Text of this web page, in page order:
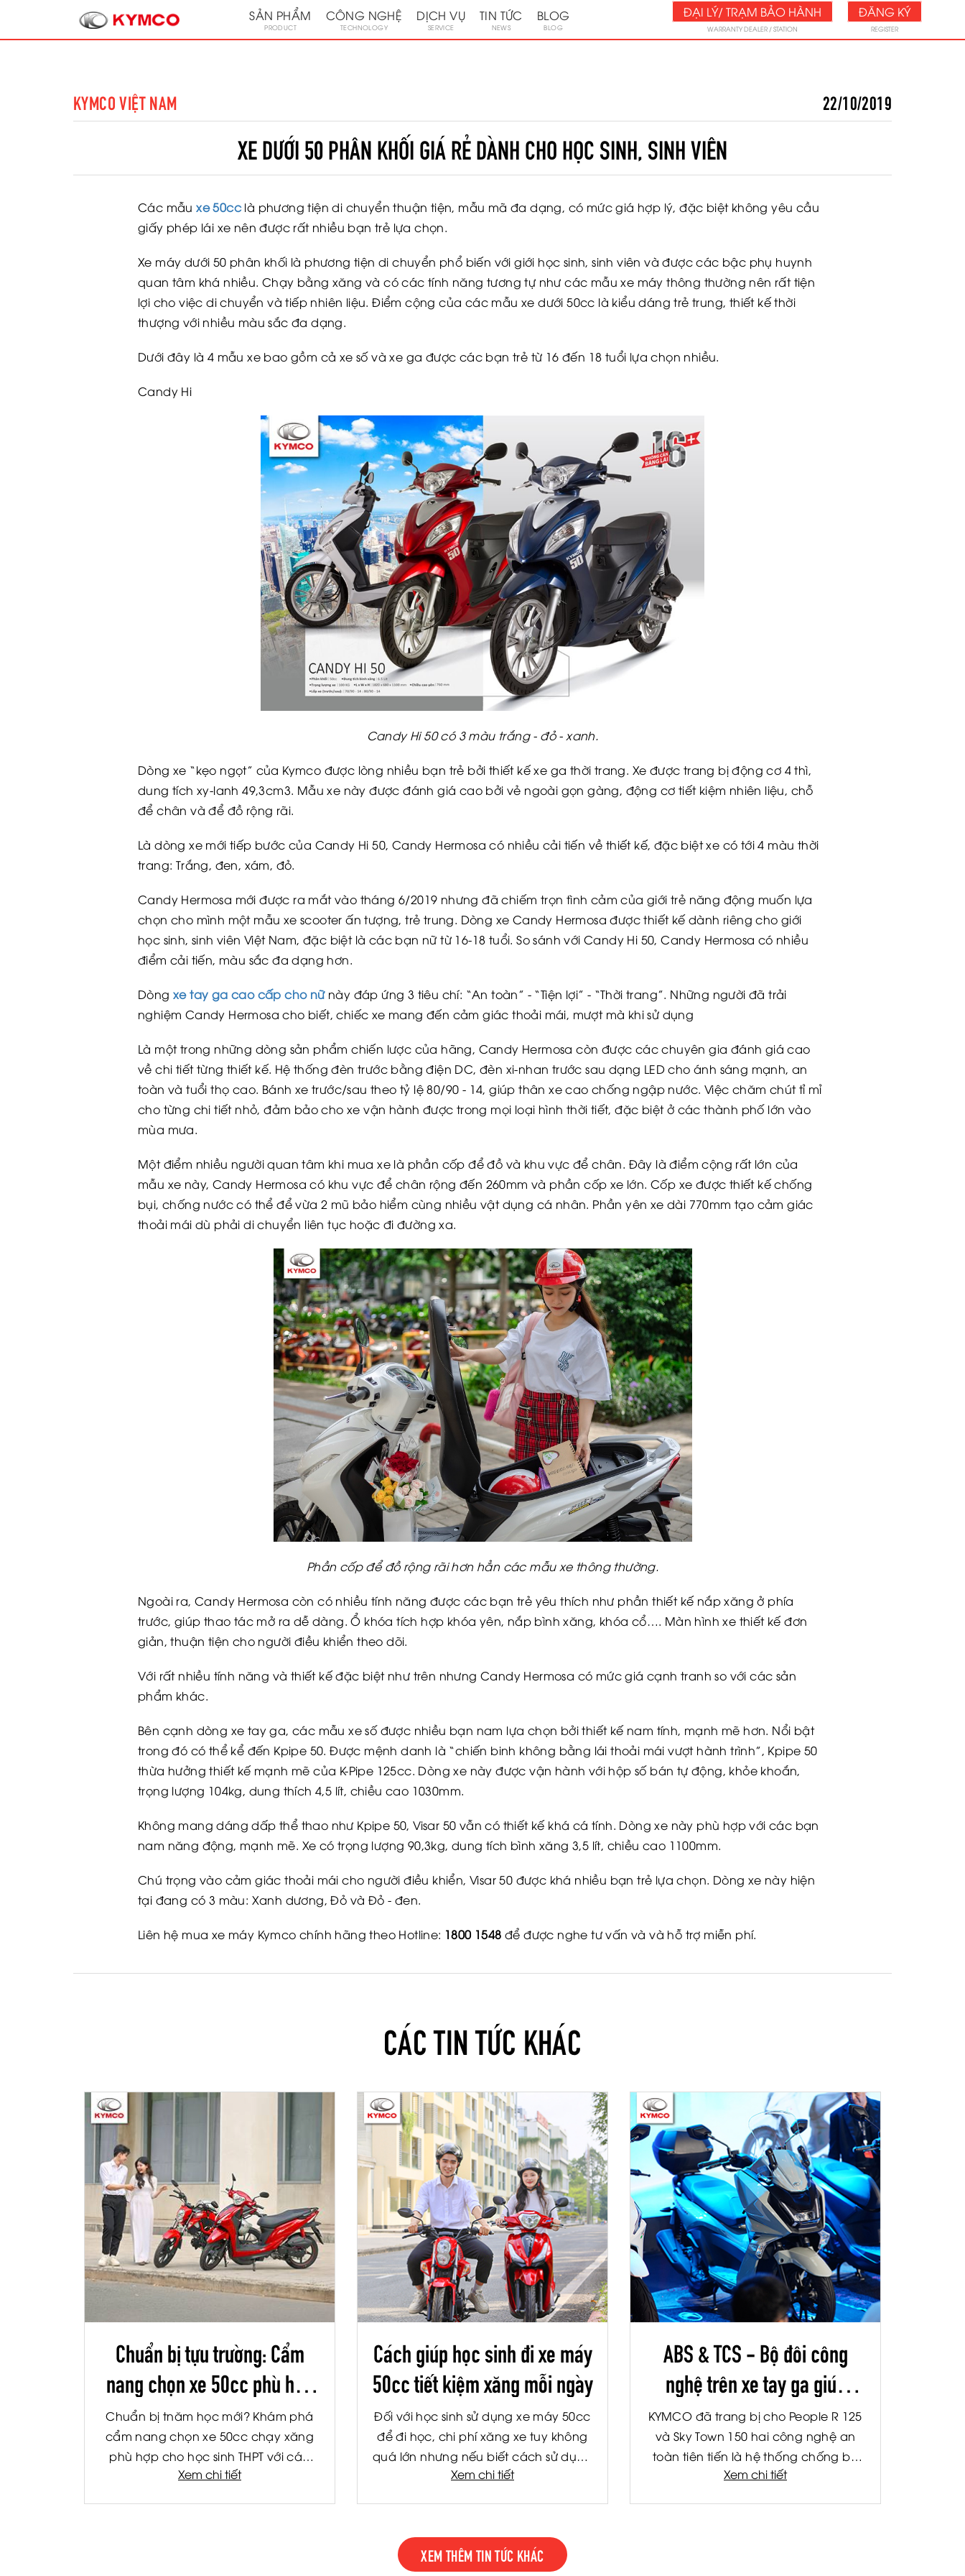
SẢN PHẨM
PRODUCT
CÔNG NGHỆ
TECHNOLOGY
DỊCH VỤ
SERVICE
TIN TỨC
NEWS
BLOG
BLOG
ĐẠI LÝ/ TRẠM BẢO HÀNH
WARRANTY DEALER / STATION
ĐĂNG KÝ
REGISTER
KYMCO VIỆT NAM 22/10/2019
XE DƯỚI 50 PHÂN KHỐI GIÁ RẺ DÀNH CHO HỌC SINH, SINH VIÊN
Các mẫuxe 50cc là phương tiện di chuyển thuận tiện, mẫu mã đa dạng, có mức giá hợp lý, đặc biệt không yêu cầu
giấy phép lái xe nên được rất nhiều bạn trẻ lựa chọn.
Xe máy dưới 50 phân khối là phương tiện di chuyển phổ biến với giới học sinh, sinh viên và được các bậc phụ huynh
quan tâm khá nhiều. Chạy bằng xăng và có các tính năng tương tự như các mẫu xe máy thông thường nên rất tiện
lợi cho việc di chuyển và tiếp nhiên liệu. Điểm cộng của các mẫu xe dưới 50cc là kiểu dáng trẻ trung, thiết kế thời
thượng với nhiều màu sắc đa dạng.
Dưới đây là 4 mẫu xe bao gồm cả xe số và xe ga được các bạn trẻ từ 16 đến 18 tuổi lựa chọn nhiều.
Candy Hi
Candy Hi 50 có 3 màu trắng - đỏ - xanh.
Dòng xe “kẹo ngọt” của Kymco được lòng nhiều bạn trẻ bởi thiết kế xe ga thời trang. Xe được trang bị động cơ 4 thì,
dung tích xy-lanh 49,3cm3. Mẫu xe này được đánh giá cao bởi vẻ ngoài gọn gàng, động cơ tiết kiệm nhiên liệu, chỗ
để chân và để đồ rộng rãi.
Là dòng xe mới tiếp bước của Candy Hi 50, Candy Hermosa có nhiều cải tiến về thiết kế, đặc biệt xe có tới 4 màu thời
trang: Trắng, đen, xám, đỏ.
Candy Hermosa mới được ra mắt vào tháng 6/2019 nhưng đã chiếm trọn tình cảm của giới trẻ năng động muốn lựa
chọn cho mình một mẫu xe scooter ấn tượng, trẻ trung. Dòng xe Candy Hermosa được thiết kế dành riêng cho giới
học sinh, sinh viên Việt Nam, đặc biệt là các bạn nữ từ 16-18 tuổi. So sánh với Candy Hi 50, Candy Hermosa có nhiều
điểm cải tiến, màu sắc đa dạng hơn.
Dòng xe tay ga cao cấp cho nữnày đáp ứng 3 tiêu chí: “An toàn” - “Tiện lợi” - “Thời trang”. Những người đã trải
nghiệm Candy Hermosa cho biết, chiếc xe mang đến cảm giác thoải mái, mượt mà khi sử dụng
Là một trong những dòng sản phẩm chiến lược của hãng, Candy Hermosa còn được các chuyên gia đánh giá cao
về chi tiết từng thiết kế. Hệ thống đèn trước bằng điện DC, đèn xi-nhan trước sau dạng LED cho ánh sáng mạnh, an
toàn và tuổi thọ cao. Bánh xe trước/sau theo tỷ lệ 80/90 - 14, giúp thân xe cao chống ngập nước. Việc chăm chút tỉ mỉ
cho từng chi tiết nhỏ, đảm bảo cho xe vận hành được trong mọi loại hình thời tiết, đặc biệt ở các thành phố lớn vào
mùa mưa.
Một điểm nhiều người quan tâm khi mua xe là phần cốp để đồ và khu vực để chân. Đây là điểm cộng rất lớn của
mẫu xe này, Candy Hermosa có khu vực để chân rộng đến 260mm và phần cốp xe lớn. Cốp xe được thiết kế chống
bụi, chống nước có thể để vừa 2 mũ bảo hiểm cùng nhiều vật dụng cá nhân. Phần yên xe dài 770mm tạo cảm giác
thoải mái dù phải di chuyển liên tục hoặc đi đường xa.
Phần cốp để đồ rộng rãi hơn hẳn các mẫu xe thông thường.
Ngoài ra, Candy Hermosa còn có nhiều tính năng được các bạn trẻ yêu thích như phần thiết kế nắp xăng ở phía
trước, giúp thao tác mở ra dễ dàng. Ổ khóa tích hợp khóa yên, nắp bình xăng, khóa cổ…. Màn hình xe thiết kế đơn
giản, thuận tiện cho người điều khiển theo dõi.
Với rất nhiều tính năng và thiết kế đặc biệt như trên nhưng Candy Hermosa có mức giá cạnh tranh so với các sản
phẩm khác.
Bên cạnh dòng xe tay ga, các mẫu xe số được nhiều bạn nam lựa chọn bởi thiết kế nam tính, mạnh mẽ hơn. Nổi bật
trong đó có thể kể đến Kpipe 50. Được mệnh danh là “chiến binh không bằng lái thoải mái vượt hành trình”, Kpipe 50
thừa hưởng thiết kế mạnh mẽ của K-Pipe 125cc. Dòng xe này được vận hành với hộp số bán tự động, khỏe khoắn,
trọng lượng 104kg, dung thích 4,5 lít, chiều cao 1030mm.
Không mang dáng dấp thể thao như Kpipe 50, Visar 50 vẫn có thiết kế khá cá tính. Dòng xe này phù hợp với các bạn
nam năng động, mạnh mẽ. Xe có trọng lượng 90,3kg, dung tích bình xăng 3,5 lít, chiều cao 1100mm.
Chú trọng vào cảm giác thoải mái cho người điều khiển, Visar 50 được khá nhiều bạn trẻ lựa chọn. Dòng xe này hiện
tại đang có 3 màu: Xanh dương, Đỏ và Đỏ - đen.
Liên hệ mua xe máy Kymco chính hãng theo Hotline: 1800 1548 để được nghe tư vấn và và hỗ trợ miễn phí.
CÁC TIN TỨC KHÁC
Chuẩn bị tựu trường: Cẩm
nang chọn xe 50cc phù hợp
cho học sinh THPT
Chuẩn bị tnăm học mới? Khám phá
cẩm nang chọn xe 50cc chạy xăng
phù hợp cho học sinh THPT với các
tiêu chí về an toàn, tiết kiệm nhiên liệu
Xem chi tiết
Cách giúp học sinh đi xe máy
50cc tiết kiệm xăng mỗi ngày
Đối với học sinh sử dụng xe máy 50cc
để đi học, chi phí xăng xe tuy không
quá lớn nhưng nếu biết cách sử dụng
hợp lý, bạn vẫn có thể tiết kiệm đáng
nhiên liệu còn giúp xe vận hành bền
hơn và hạn chế hỏng hóc về lâu dài.
Xem chi tiết
ABS & TCS - Bộ đôi công
nghệ trên xe tay ga giúp
hành trình an toàn hơn
KYMCO đã trang bị cho People R 125
và Sky Town 150 hai công nghệ an
toàn tiên tiến là hệ thống chống bó
cứng phanh ABS và hệ thống kiểm
Xem chi tiết
XEM THÊM TIN TỨC KHÁC